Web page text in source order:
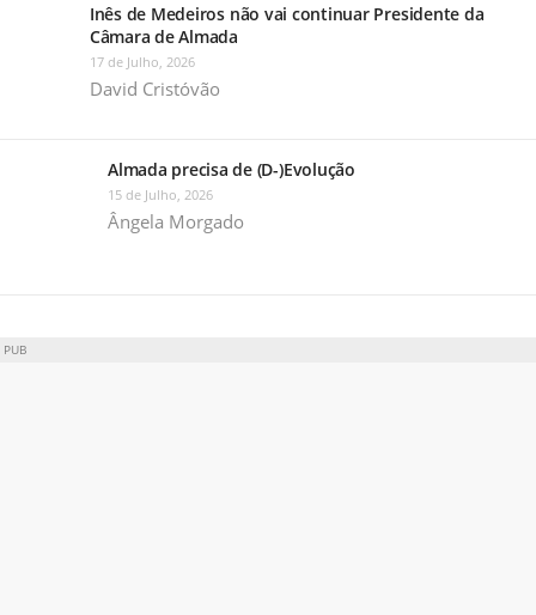
Inês de Medeiros não vai continuar Presidente da
Câmara de Almada
17 de Julho, 2026
David Cristóvão
Almada precisa de (D-)Evolução
15 de Julho, 2026
Ângela Morgado
PUB